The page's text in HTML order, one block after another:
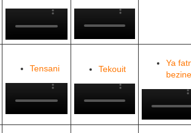
Tensani Tekouit
Ya
bezine